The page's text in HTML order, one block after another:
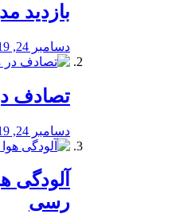
بازدید
دسامبر 24, 2019
تصادف
دسامبر 24, 2019
آلودگی
رسی